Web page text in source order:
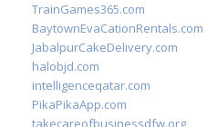
TrainGames365.com
BaytownEvaCationRentals.com
JabalpurCakeDelivery.com
halobjd.com
intelligenceqatar.com
PikaPikaApp.com
takecareofbusinessdfw.org